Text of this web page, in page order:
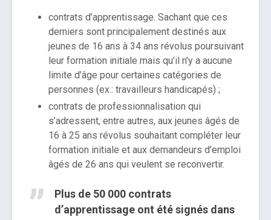
contrats d’apprentissage. Sachant que ces
derniers sont principalement destinés aux
jeunes de 16 ans à 34 ans révolus poursuivant
leur formation initiale mais qu’il n’y a aucune
limite d’âge pour certaines catégories de
personnes (ex.: travailleurs handicapés) ;
contrats de professionnalisation qui
s’adressent, entre autres, aux jeunes âgés de
16 à 25 ans révolus souhaitant compléter leur
formation initiale et aux demandeurs d’emploi
âgés de 26 ans qui veulent se reconvertir.
Plus de 50 000 contrats
d’apprentissage ont été signés dans